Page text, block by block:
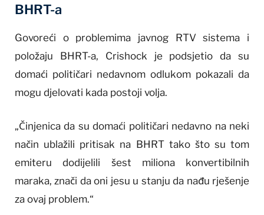
BHRT-a
Govoreći o problemima javnog RTV sistema i
položaju BHRT-a, Crishock je podsjetio da su
domaći političari nedavnom odlukom pokazali da
mogu djelovati kada postoji volja.
„Činjenica da su domaći političari nedavno na neki
način ublažili pritisak na BHRT tako što su tom
emiteru dodijelili šest miliona konvertibilnih
maraka, znači da oni jesu u stanju da nađu rješenje
za ovaj problem.“